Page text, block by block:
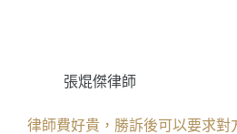
張焜傑律師
律師費好貴，勝訴後可以要求對